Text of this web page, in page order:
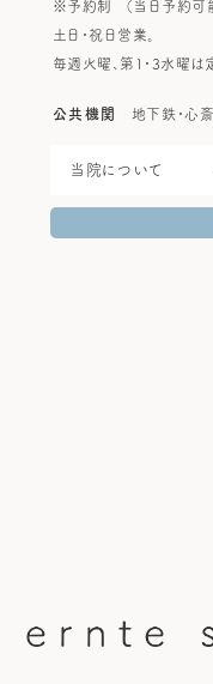
当院について
※予約制
（当日予約可
土日・祝日営業。
毎週火曜、第1・3水曜は
公共機関 地下鉄・心
当院について